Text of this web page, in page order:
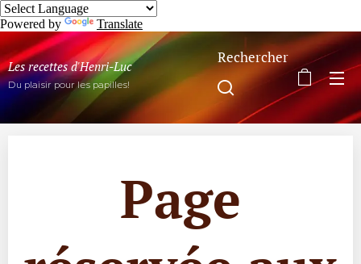
Powered by Translate
Les recettes d'Henri-Luc
Du plaisir pour les papilles!
Rechercher
Page